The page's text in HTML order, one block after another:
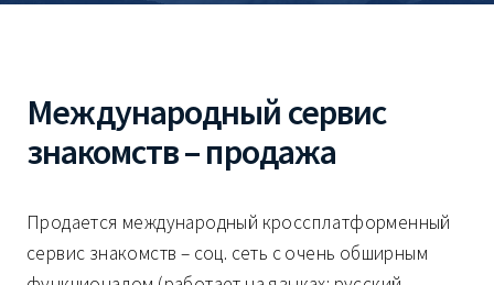
Международный сервис
знакомств – продажа
Продается международный кроссплатформенный
сервис знакомств – соц. сеть с очень обширным